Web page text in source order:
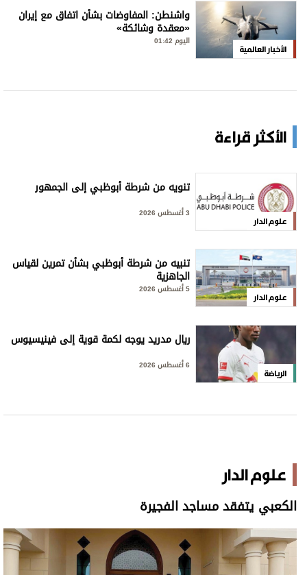
الأخبار العالمية
واشنطن: المفاوضات بشأن اتفاق مع إيران
«معقدة وشائكة»
اليوم 01:42
الأكثر قراءة
علوم الدار
تنويه من شرطة أبوظبي إلى الجمهور
علوم الدار
تنبيه من شرطة أبوظبي بشأن تمرين لقياس
الجاهزية
5 أغسطس 2026
الرياضة
ريال مدريد يوجه لكمة قوية إلى فينيسيوس
علوم الدار
الكعبي يتفقد مساجد الفجيرة